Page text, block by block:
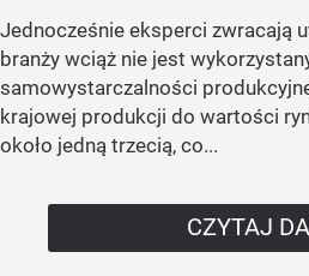
Jednocześnie eksperci zwracają
branży wciąż nie jest
samowystarczalności
krajowej produkcji do wartości
około jedną trzecią, co...
CZYTAJ